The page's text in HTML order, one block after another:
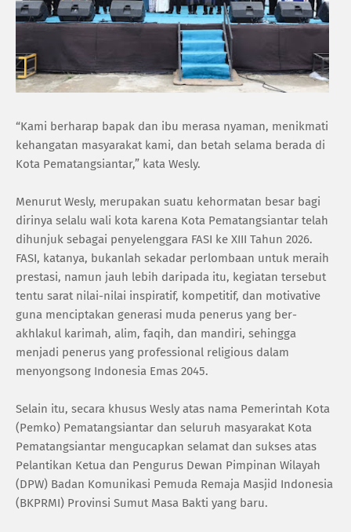
“Kami berharap bapak dan ibu merasa nyaman, menikmati
kehangatan masyarakat kami, dan betah selama berada di
Kota Pematangsiantar,” kata Wesly.
Menurut Wesly, merupakan suatu kehormatan besar bagi
dirinya selalu wali kota karena Kota Pematangsiantar telah
dihunjuk sebagai penyelenggara FASI ke XIII Tahun 2026.
FASI, katanya, bukanlah sekadar perlombaan untuk meraih
prestasi, namun jauh lebih daripada itu, kegiatan tersebut
tentu sarat nilai-nilai inspiratif, kompetitif, dan motivative
guna menciptakan generasi muda penerus yang ber-
akhlakul karimah, alim, faqih, dan mandiri, sehingga
menjadi penerus yang professional religious dalam
menyongsong Indonesia Emas 2045.
Selain itu, secara khusus Wesly atas nama Pemerintah Kota
(Pemko) Pematangsiantar dan seluruh masyarakat Kota
Pematangsiantar mengucapkan selamat dan sukses atas
Pelantikan Ketua dan Pengurus Dewan Pimpinan Wilayah
(DPW) Badan Komunikasi Pemuda Remaja Masjid Indonesia
(BKPRMI) Provinsi Sumut Masa Bakti yang baru.